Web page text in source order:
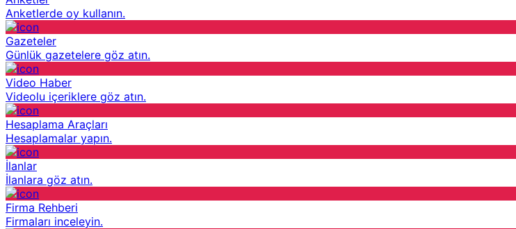
Anketlerde oy kullanın.
Gazeteler
Günlük gazetelere göz atın.
Video Haber
Videolu içeriklere göz atın.
Hesaplama Araçları
Hesaplamalar yapın.
İlanlar
İlanlara göz atın.
Firma Rehberi
Firmaları inceleyin.